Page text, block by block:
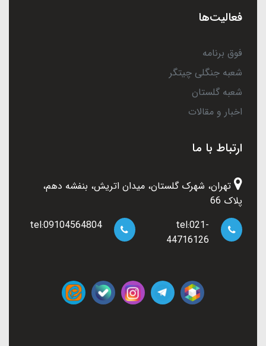
فعالیت‌ها
فوق برنامه
شعبه جنگلی چیتگر
شعبه گلستان
اخبار و مقالات
ارتباط با ما
تهران، شهرک گلستان، میدان اتریش، بنفشه دهم،
پلاک 66
tel:021-
44716126
tel:09104564804